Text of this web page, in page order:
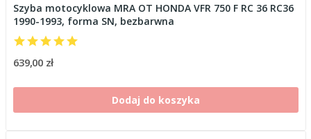
Szyba motocyklowa MRA OT HONDA VFR 750 F RC 36 RC36
1990-1993, forma SN, bezbarwna
639,00 zł
Dodaj do koszyka